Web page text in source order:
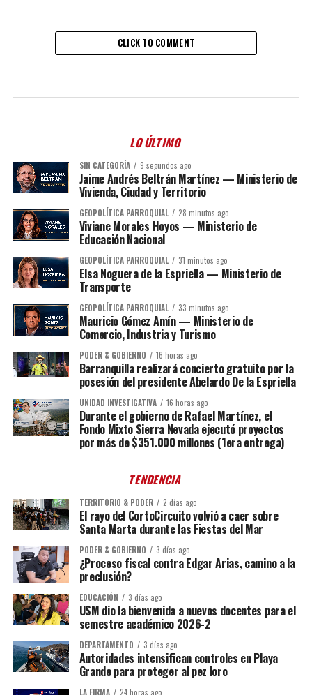
CLICK TO COMMENT
LO ÚLTIMO
SIN CATEGORÍA 9 segundos ago
Jaime Andrés Beltrán Martínez — Ministerio de
Vivienda, Ciudad y Territorio
GEOPOLÍTICA PARROQUIAL 28 minutos ago
Viviane Morales Hoyos — Ministerio de
Educación Nacional
GEOPOLÍTICA PARROQUIAL 31 minutos ago
Elsa Noguera de la Espriella — Ministerio de
Transporte
GEOPOLÍTICA PARROQUIAL 33 minutos ago
Mauricio Gómez Amín — Ministerio de
Comercio, Industria y Turismo
PODER & GOBIERNO 16 horas ago
Barranquilla realizará concierto gratuito por la
posesión del presidente Abelardo De la Espriella
UNIDAD INVESTIGATIVA 16 horas ago
Durante el gobierno de Rafael Martínez, el
Fondo Mixto Sierra Nevada ejecutó proyectos
por más de $351.000 millones (1era entrega)
TENDENCIA
TERRITORIO & PODER 2 días ago
El rayo del CortoCircuito volvió a caer sobre
Santa Marta durante las Fiestas del Mar
PODER & GOBIERNO 3 días ago
¿Proceso fiscal contra Edgar Arias, camino a la
preclusión?
EDUCACIÓN 3 días ago
USM dio la bienvenida a nuevos docentes para el
semestre académico 2026-2
DEPARTAMENTO 3 días ago
Autoridades intensifican controles en Playa
Grande para proteger al pez loro
LA FIRMA 24 horas ago